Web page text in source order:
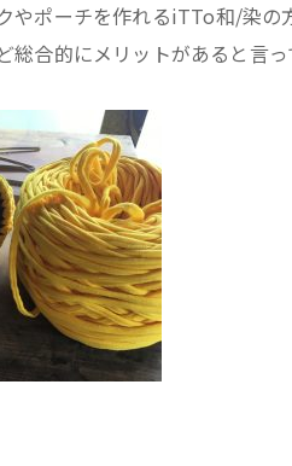
やポーチを作れるiTTo和/染の
総合的にメリットがあると言っ